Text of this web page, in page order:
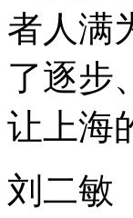
者人满
了逐步
让上海
刘二敏